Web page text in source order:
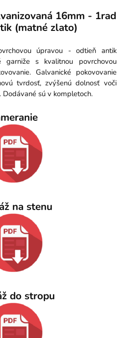
16mm - 1rad
(matné zlato)
úpravou - odtieň antik
garniže s kvalitnou povrchovou
Galvanické pokovovanie
tvrdosť, zvýšenú dolnosť voči
sú v kompletoch.
na stenu
do stropu